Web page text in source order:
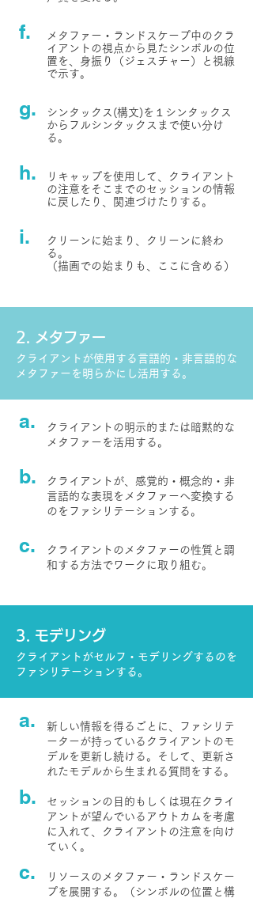
f.
メタファー・ランドスケープ中のクラ
イアントの視点から見たシンボルの位
置を、身振り（ジェスチャー）と視線
で示す。
g.
シンタックス(構文)を１シンタックス
からフルシンタックスまで使い分け
る。
h.
リキャップを使用して、クライアント
の注意をそこまでのセッションの情報
に戻したり、関連づけたりする。
i.
クリーンに始まり、クリーンに終わ
る。
（描画での始まりも、ここに含める）
2. メタファー
クライアントが使用する言語的・非言語的な
メタファーを明らかにし活用する。
a.
クライアントの明示的または暗黙的な
メタファーを活用する。
b.
クライアントが、感覚的・概念的・非
言語的な表現をメタファーへ変換する
のをファシリテーションする。
c.
クライアントのメタファーの性質と調
和する方法でワークに取り組む。
3. モデリング
クライアントがセルフ・モデリングするのを
ファシリテーションする。
a.
新しい情報を得るごとに、ファシリテ
ーターが持っているクライアントのモ
デルを更新し続ける。そして、更新さ
れたモデルから生まれる質問をする。
b.
セッションの目的もしくは現在クライ
アントが望んでいるアウトカムを考慮
に入れて、クライアントの注意を向け
ていく。
c.
リソースのメタファー・ランドスケー
プを展開する。（シンボルの位置と構